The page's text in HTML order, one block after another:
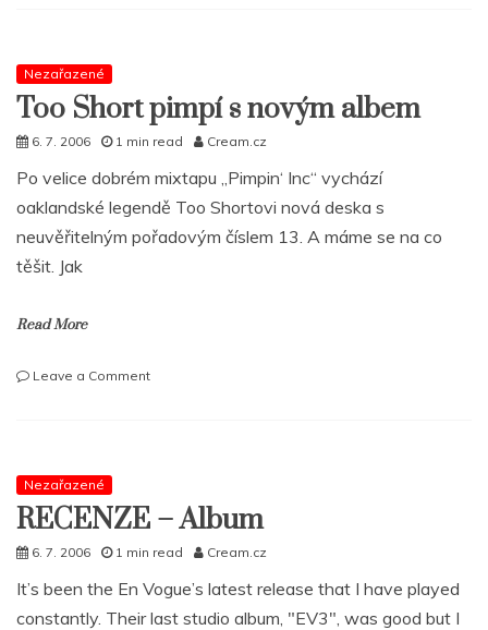
Swim
ke
stažení
Nezařazené
Too Short pimpí s novým albem
6. 7. 2006 1 min read Cream.cz
Po velice dobrém mixtapu „Pimpin‘ Inc“ vychází
oaklandské legendě Too Shortovi nová deska s
neuvěřitelným pořadovým číslem 13. A máme se na co
těšit. Jak
Read More
Leave a Commenton
albem
Nezařazené
RECENZE – Album
6. 7. 2006 1 min read Cream.cz
It’s been the En Vogue’s latest release that I have played
constantly. Their last studio album, "EV3", was good but I